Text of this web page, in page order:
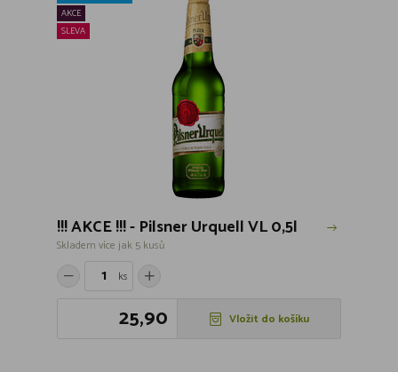
AKCE
SLEVA
!!! AKCE !!! - Pilsner Urquell VL 0,5l
Skladem více jak 5 kusů
ks
25,90 Vložit do košíku